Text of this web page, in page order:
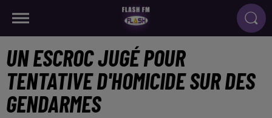
UN ESCROC JUGÉ POUR
TENTATIVE D'HOMICIDE SUR DES
GENDARMES